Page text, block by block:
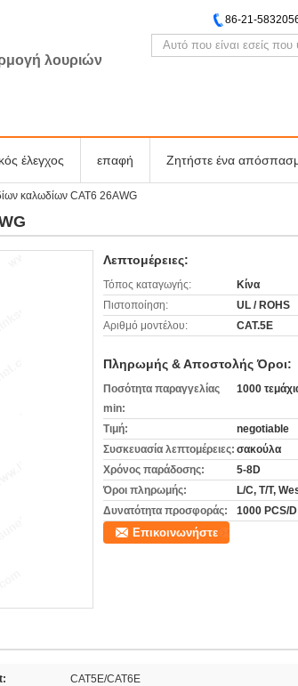
λουριών
86-21-
έλεγχος επαφή Ζητήστε ένα
καλωδίων CAT6 26AWG
Λεπτομέρειες:
Τόπος καταγωγής:
Κίνα
Πιστοποίηση:
UL / ROHS
Αριθμό μοντέλου:
CAT.5E
Πληρωμής & Αποστολής Όροι:
Ποσότητα παραγγελίας
min:
1000
Τιμή:
negotiable
Συσκευασία λεπτομέρειες: σακούλα
Χρόνος παράδοσης:
5-8D
Όροι πληρωμής:
L/C, T/T,
Δυνατότητα προσφοράς:
1000 PCS/D
Επικοινωνήστε
CAT5E/CAT6E